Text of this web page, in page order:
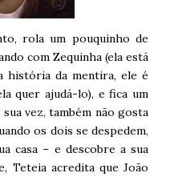
rola um pouquinho de
com Zequinha (ela está
história da mentira, ele é
quer ajudá-lo), e fica um
vez, também não gosta
os dois se despedem,
casa – e descobre a sua
Teteia acredita que João